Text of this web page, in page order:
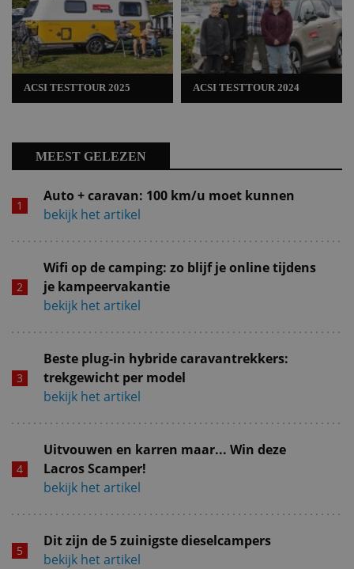
ACSI TESTTOUR 2025 ACSI TESTTOUR 2024
MEEST GELEZEN
Auto + caravan: 100 km/u moet kunnen
bekijk het artikel
Wifi op de camping: zo blijf je online tijdens
je kampeervakantie
bekijk het artikel
Beste plug-in hybride caravantrekkers:
trekgewicht per model
bekijk het artikel
Uitvouwen en karren maar... Win deze
Lacros Scamper!
bekijk het artikel
Dit zijn de 5 zuinigste dieselcampers
bekijk het artikel